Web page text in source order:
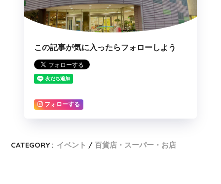
この記事が気に入ったらフォローしよう
フォローする
CATEGORY : イベント 百貨店・スーパー・お店